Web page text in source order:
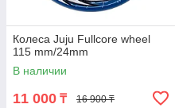
Колеса Juju Fullcore wheel
115 mm/24mm
В наличии
11 000 ₸ 16 900 ₸